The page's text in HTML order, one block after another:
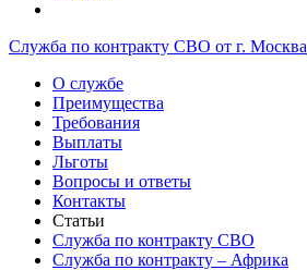
Служба по контракту СВО от г. Москва
О службе
Преимущества
Требования
Выплаты
Льготы
Вопросы и ответы
Контакты
Статьи
Служба по контракту СВО
Служба по контракту – Африка